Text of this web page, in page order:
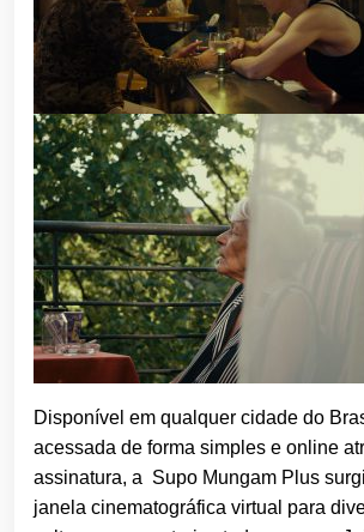
Disponível em qualquer cidade do
acessada de forma simples e online
assinatura, a Supo Mungam Plus
janela cinematográfica virtual para